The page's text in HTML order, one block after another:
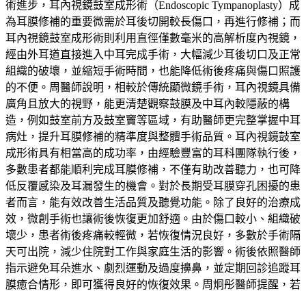
術進步，耳內視鏡鼓室成形術（Endoscopic Tympanoplasty）成
為耳膜修補的重要微需於耳後切開較長傷口，再進行修補；而
耳內視鏡鼓室成形術則利用直徑僅數毫米的高解析度內視鏡，
經由外耳道直接進入中耳完成手術，大幅減少耳後切口及正常
組織的破壞，並縮短手術時間，也能降低術後疼痛與傷口照護
的不便。周醫師說明，相較於傳統顯微鏡手術，耳內視鏡具備
廣角且放大的視野，能更清楚觀察鼓膜及中耳內較隱蔽的構
造，例如鼓室前方及鼓室竇等區域，有助醫師更完整掌握中耳
病灶，提升耳膜修補的精準度與整體手術品質。耳內視鏡鼓室
成形術具有相當高的成功率，由經驗豐富的耳科團隊執行後，
多數患者都能順利完成耳膜修補，不僅有助改善聽力，也可降
低反覆感染及耳漏發生的機會。對於長期受耳膜穿孔困擾的患
者而言，能有效改善生活品質及聽覺功能。除了良好的治療成
效，微創手術也讓術後恢復更加舒適。由於傷口較小、組織破
壞少，患者術後疼痛較輕微，若恢復情況良好，多數於手術隔
天可出院，減少住院對工作與家庭生活的影響。術後依照醫師
指示避免耳朵進水、劇烈運動及過度擤鼻，並定期回診追蹤耳
膜癒合情形，即可獲得良好的恢復效果。周炯彤醫師提醒，若